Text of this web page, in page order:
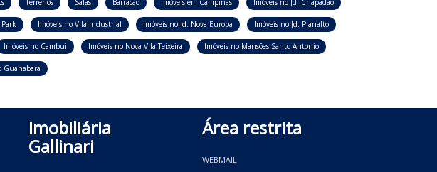
Terrenos Salas Barracão Imóveis em Campinas Imóveis no Jd. Chapadão
Imóveis no Vila Industrial Imóveis no Jd. Nova Europa Imóveis no Jd. Planalto
Imóveis no Cambui Imóveis no Nova Vila Teixeira Imóveis no Mansões Santo Antonio
Guanabara
Imobiliária
Gallinari
Área restrita
WEBMAIL